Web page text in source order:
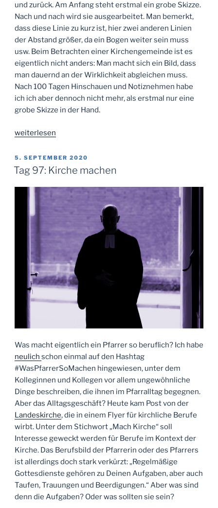
und zurück. Am Anfang steht erstmal ein grobe Skizze.
Nach und nach wird sie ausgearbeitet. Man bemerkt,
dass diese Linie zu kurz ist, hier zwei anderen Linien
der Abstand größer, da ein Bogen weiter sein muss
usw. Beim Betrachten einer Kirchengemeinde ist es
eigentlich nicht anders: Man macht sich ein Bild, dass
man dauernd an der Wirklichkeit abgleichen muss.
Nach 100 Tagen Hinschauen und Notiznehmen habe
ich ich aber dennoch nicht mehr, als erstmal nur eine
grobe Skizze in der Hand.
„Tag
Sehen
lernen“
weiterlesen
VERÖFFENTLICHT
AM
5. SEPTEMBER 2020
Tag 97: Kirche machen
Was macht eigentlich ein Pfarrer so beruflich? Ich habe
neulich schon einmal auf den Hashtag
#WasPfarrerSoMachen hingewiesen, unter dem
Kolleginnen und Kollegen vor allem ungewöhnliche
Dinge beschreiben, die ihnen im Pfarralltag begegnen.
Aber das Alltagsgeschäft? Heute kam Post von der
Landeskirche, die in einem Flyer für kirchliche Berufe
wirbt. Unter dem Stichwort „Mach Kirche“ soll
Interesse geweckt werden für Berufe im Kontext der
Kirche. Das Berufsbild der Pfarrerin oder des Pfarrers
ist allerdings doch stark verkürzt: „Regelmäßige
Gottesdienste gehören zu Deinen Aufgaben, aber auch
Taufen, Trauungen und Beerdigungen.“ Aber was sind
denn die Aufgaben? Oder was sollten sie sein?